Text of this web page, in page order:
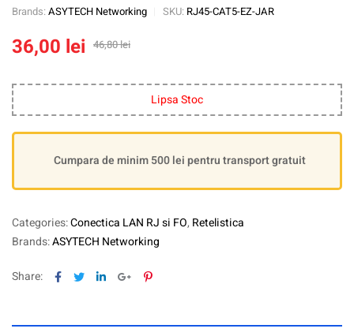
Brands: ASYTECH Networking SKU: RJ45-CAT5-EZ-JAR
46,80lei
36,00 lei
Lipsa Stoc
Cumpara de minim 500 lei pentru transport gratuit
Categories:Conectica LAN RJ si FO, Retelistica
Brands:ASYTECH Networking
Share: Facebook
TwitterLinkedinGoogle+Pinterest